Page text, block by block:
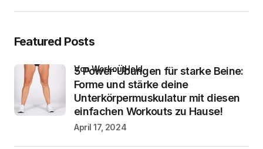
Featured Posts
5 Power-Übungen für starke Beine:
Forme und stärke deine
Unterkörpermuskulatur mit diesen
einfachen Workouts zu Hause!
von WorkoutHeld
April 17, 2024